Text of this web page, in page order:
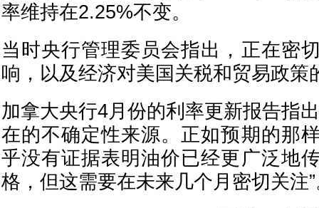
率维持在2.25%不变。
当时央行管理委员会指出，正在密
响，以及经济对美国关税和贸易政策
加拿大央行4月份的利率更新报告指
在的不确定性来源。正如预期的那
乎没有证据表明油价已经更广泛地
格，但这需要在未来几个月密切关注